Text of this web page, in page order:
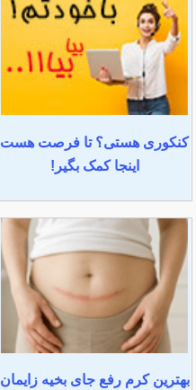
کنکوری هستی؟ تا فرصت هست
اینجا کمک بگیر!
بهترین کرم رفع جای بخیه زایمان